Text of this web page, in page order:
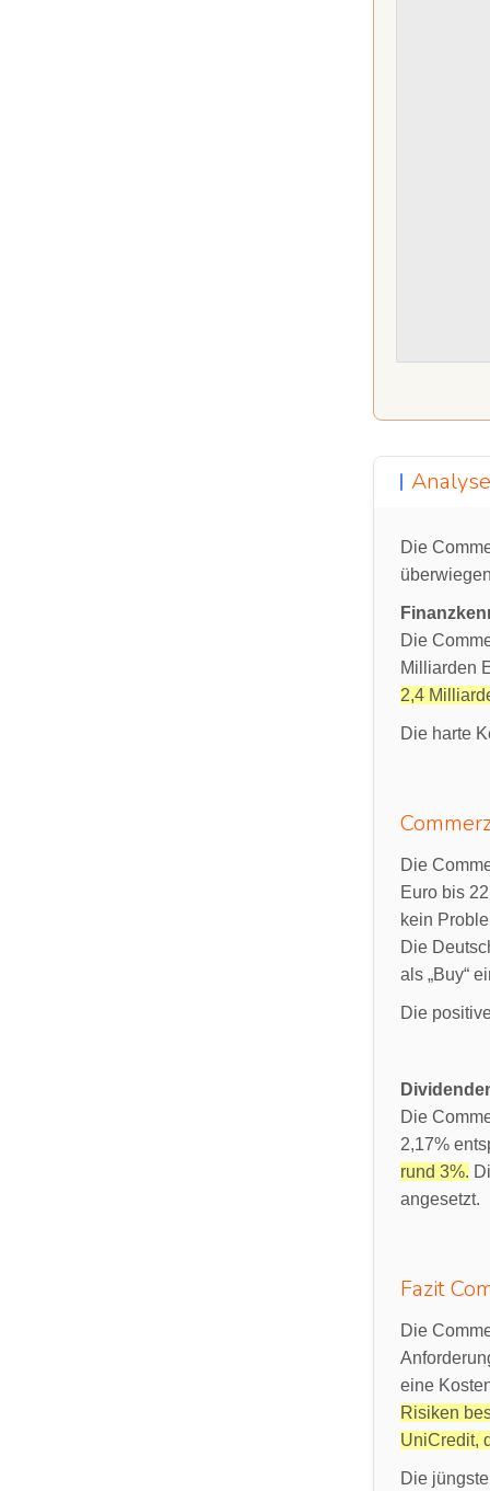
Die
Die
Milliarden
2,4
Die harte
Die
Euro bis
kein
Die
als „Buy“
Die
Die
2,17%
rund 3%.
angesetzt.
Fazit
Die
eine
Risiken
UniCredit,
Die